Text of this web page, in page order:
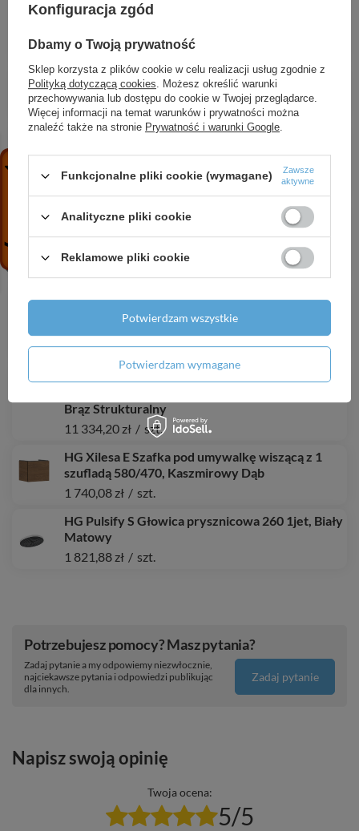
umywalkowa 100 do małych umywalek z kpl.
1 963,94 zł / szt.
AX Montreux Uchwyt, Nikiel Szczotkowany
1 591,99 zł / szt.
HG Xelu Q Szafka boczna wysoka 400/350, drzwi
lewe, Szary Diament Matowy, Kolor uchwytów:
Biały Matowy
HG Xanuia Q Umywalka wisząca Compact
650/390 bez otworu na baterię, z przelewem,
szt.
HG Xanuia Q Umywalka wisząca Compact
550/370 z otworem na baterię, z przelewem,
1 006,51 zł / szt.
HG Xevolos E Szafka pod umywalkę wiszącą z 2
Brąz Strukturalny
11 334,20 zł / szt.
HG Xilesa E Szafka pod umywalkę wiszącą z 1
szufladą 580/470, Kaszmirowy Dąb
1 740,08 zł / szt.
HG Pulsify S Głowica prysznicowa 260 1jet, Biały
Matowy
1 821,88 zł / szt.
Potrzebujesz pomocy? Masz pytania?
Zadaj pytanie a my odpowiemy niezwłocznie,
najciekawsze pytania i odpowiedzi publikując
dla innych.
Zadaj pytanie
Napisz swoją opinię
Twoja ocena:
5/5
Konfiguracja zgód
Dbamy o Twoją prywatność
Sklep korzysta z plików cookie w celu realizacji usług zgodnie z
Polityką dotyczącą cookies. Możesz określić warunki
przechowywania lub dostępu do cookie w Twojej przeglądarce.
Więcej informacji na temat warunków i prywatności można
znaleźć także na stronie Prywatność i warunki Google.
Funkcjonalne pliki cookie (wymagane)
Zawsze
aktywne
Analityczne pliki cookie
Reklamowe pliki cookie
Potwierdzam wymagane
Potwierdzam wszystkie